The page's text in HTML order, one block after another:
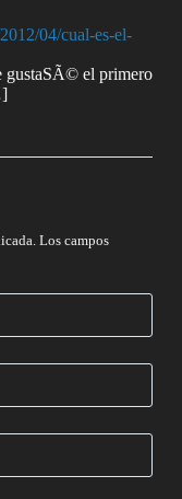
04/cual-es-el-
gustaSÃ© el primero
Los campos